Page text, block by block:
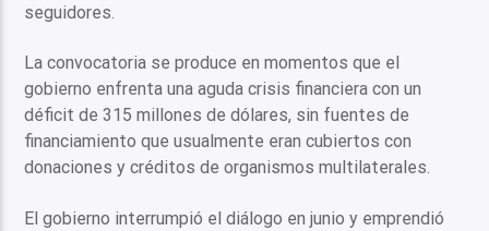
seguidores.
La convocatoria se produce en momentos que el
gobierno enfrenta una aguda crisis financiera con un
déficit de 315 millones de dólares, sin fuentes de
financiamiento que usualmente eran cubiertos con
donaciones y créditos de organismos multilaterales.
El gobierno interrumpió el diálogo en junio y emprendió